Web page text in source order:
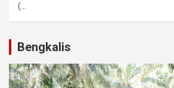
(...
Bengkalis